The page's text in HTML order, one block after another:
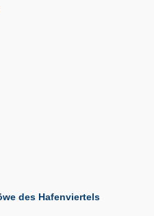
des Hafenviertels